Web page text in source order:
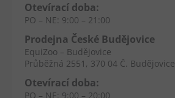
Otevírací doba:
PO – NE: 9:00 – 21:00
Prodejna České Budějovice
EquiZoo – Budějovice
Průběžná 2551, 370 04 Č. Budějovice
Otevírací doba:
PO – NE: 9:00 – 20:00